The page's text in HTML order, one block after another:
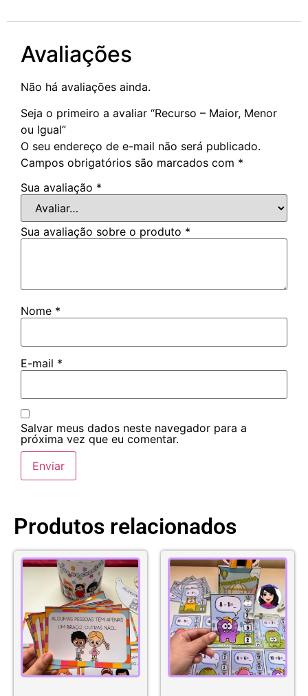
Avaliações
Não há avaliações ainda.
Seja o primeiro a avaliar “Recurso – Maior, Menor
ou Igual”
O seu endereço de e-mail não será publicado.
Campos obrigatórios são marcados com *
Sua avaliação *
Sua avaliação sobre o produto *
Nome *
E-mail *
Salvar meus dados neste navegador para a
próxima vez que eu comentar.
Produtos relacionados